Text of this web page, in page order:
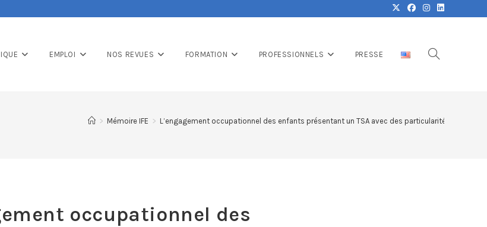
EMPLOI NOS REVUES FORMATION PROFESSIONNELS PRESSE
> Mémoire IFE > L’engagement occupationnel des enfants présentant un TSA avec des particularités
occupationnel des